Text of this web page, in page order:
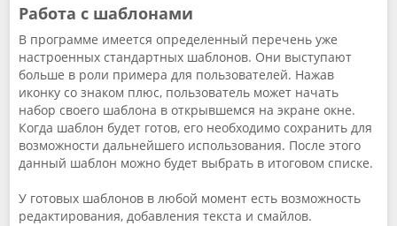
Работа с шаблонами
В программе имеется определенный перечень уже
настроенных стандартных шаблонов. Они выступают
больше в роли примера для пользователей. Нажав
иконку со знаком плюс, пользователь может начать
набор своего шаблона в открывшемся на экране окне.
Когда шаблон будет готов, его необходимо сохранить для
возможности дальнейшего использования. После этого
данный шаблон можно будет выбрать в итоговом списке.
У готовых шаблонов в любой момент есть возможность
редактирования, добавления текста и смайлов.